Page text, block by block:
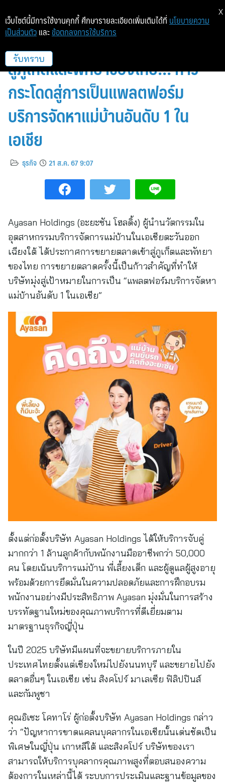
Ayasan (อะยะซัน) ขยายตลาดเข้า
สู่ภูเก็ตและพัทยาของไทย!!! ก้าว
กระโดดสู่การเป็นแพลตฟอร์ม
บริการจัดหาแม่บ้านอันดับ 1 ใน
เอเชีย
ธุรกิจ 21 ส.ค. 67 9:07
Ayasan Holdings (อะยะซัน โฮลดิ้ง) ผู้นำนวัตกรรมใน
อุตสาหกรรมบริการจัดการแม่บ้านในเอเชียตะวันออก
เฉียงใต้ ได้ประกาศการขยายตลาดเข้าสู่ภูเก็ตและพัทยา
ของไทย การขยายตลาดครั้งนี้เป็นก้าวสำคัญที่ทำให้
บริษัทมุ่งสู่เป้าหมายในการเป็น “แพลตฟอร์มบริการจัดหา
แม่บ้านอันดับ 1 ในเอเชีย”
ตั้งแต่ก่อตั้งบริษัท Ayasan Holdings ได้ให้บริการจับคู่
มากกว่า 1 ล้านลูกค้ากับพนักงานมืออาชีพกว่า 50,000
คน โดยเน้นบริการแม่บ้าน พี่เลี้ยงเด็ก และผู้ดูแลผู้สูงอายุ
พร้อมด้วยการยึดมั่นในความปลอดภัยและการฝึกอบรม
พนักงานอย่างมีประสิทธิภาพ Ayasan มุ่งมั่นในการสร้าง
บรรทัดฐานใหม่ของคุณภาพบริการที่ดีเยี่ยมตาม
มาตรฐานธุรกิจญี่ปุ่น
ในปี 2025 บริษัทมีแผนที่จะขยายบริการภายใน
ประเทศไทยตั้งแต่เชียงใหม่ไปยังนนทบุรี และขยายไปยัง
ตลาดอื่นๆ ในเอเชีย เช่น สิงคโปร์ มาเลเซีย ฟิลิปปินส์
และกัมพูชา
คุณอิเซะ โคทาโร่ ผู้ก่อตั้งบริษัท Ayasan Holdings กล่าว
ว่า “ปัญหาการขาดแคลนบุคลากรในเอเชียนั้นเด่นชัดเป็น
พิเศษในญี่ปุ่น เกาหลีใต้ และสิงคโปร์ บริษัทของเรา
สามารถให้บริการบุคลากรคุณภาพสูงที่ตอบสนองความ
ต้องการในเหล่านี้ได้ ระบบการประเมินและฐานข้อมูลของ
เว็บไซต์นี้มีการใช้งานคุกกี้ ศึกษารายละเอียดเพิ่มเติมได้ที่ นโยบายความ
เป็นส่วนตัว และ ข้อตกลงการใช้บริการ
รับทราบ
X